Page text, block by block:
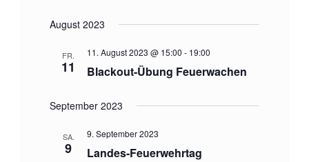
a
n
August 2023
FR.
11 Blackout-Übung Feuerwachen
11. August 2023 @ 15:00 - 19:00
September 2023
SA.
9 Landes-Feuerwehrtag
9. September 2023